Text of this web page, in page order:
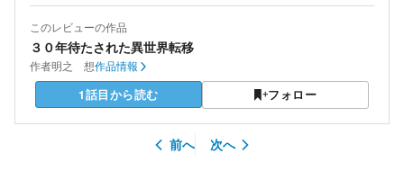
このレビューの作品
３０年待たされた異世界転移
作者明之 想作品情報
1話目から読む フォロー
前へ 次へ